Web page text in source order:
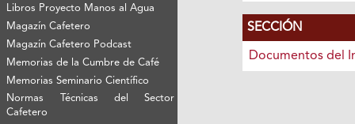
Libros Proyecto Manos al Agua
Magazín Cafetero
Magazín Cafetero Podcast
Memorias de la Cumbre de Café
Memorias Seminario Científico
Normas Técnicas del Sector
Cafetero
SECCIÓN
Documentos del